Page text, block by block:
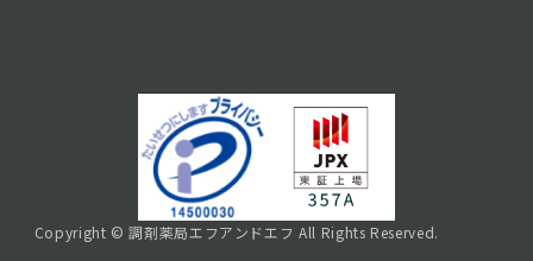
Copyright © 調剤薬局エフアンドエフ All Rights Reserved.